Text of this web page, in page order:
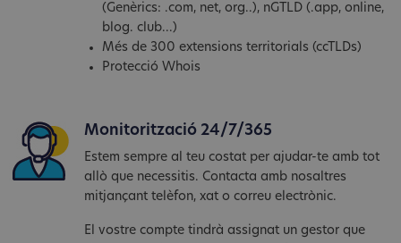
(Genèrics: .com, net, org..), nGTLD (.app, online,
blog. club...)
Més de 300 extensions territorials (ccTLDs)
Protecció Whois
Monitorització 24/7/365
Estem sempre al teu costat per ajudar-te amb tot
allò que necessitis. Contacta amb nosaltres
mitjançant telèfon, xat o correu electrònic.
El vostre compte tindrà assignat un gestor que